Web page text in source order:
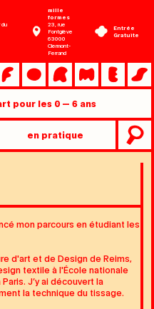
mille
formes
23, rue
Fontgiève
63000
Clermont-
Ferrand
Entrée
Gratuite
pour les 0 — 6 ans
en pratique
mon parcours en étudiant les
d'art et de Design de Reims,
textile à l'École nationale
Paris. J’y ai découvert la
la technique du tissage.